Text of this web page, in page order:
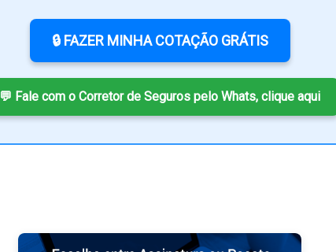
🔒 FAZER MINHA COTAÇÃO GRÁTIS
💬 Fale com o Corretor de Seguros pelo Whats, clique aqui